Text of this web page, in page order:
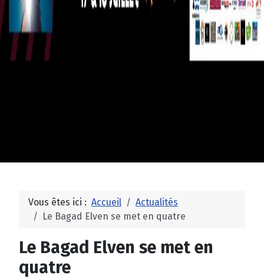
Vous êtes ici : Accueil
Actualités
Le Bagad Elven se met en quatre
Le Bagad Elven se met en
quatre